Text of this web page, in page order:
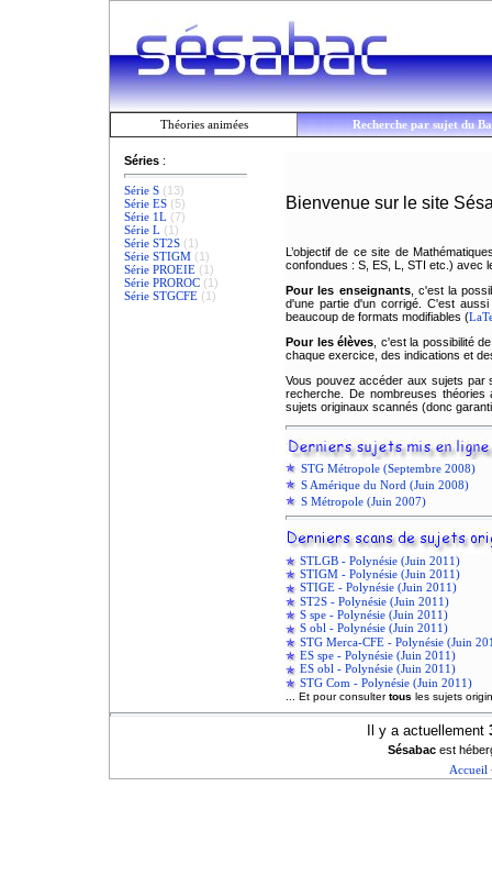
Théories animées Recherche par sujet du
Séries :
Série S (13)
Série ES (5)
Série 1L (7)
Série L (1)
Série ST2S (1)
Série STIGM (1)
Série PROEIE (1)
Série PROROC (1)
Série STGCFE (1)
Bienvenue sur le site
L’objectif de ce site de
confondues : S, ES, L, STI etc.) avec
Pour les enseignants, c'est la
d'une partie d'un corrigé. C'est
beaucoup de formats modifiables (
Pour les élèves , c'est la possibilité
chaque exercice, des indications et
Vous pouvez accéder aux sujets par
recherche. De nombreuses théories
sujets originaux scannés (donc
STG Métropole (Septembre 2008)
S Amérique du Nord (Juin 2008)
S Métropole (Juin 2007)
STLGB - Polynésie (Juin 2011)
STIGM - Polynésie (Juin 2011)
STIGE - Polynésie (Juin 2011)
ST2S - Polynésie (Juin 2011)
S spe - Polynésie (Juin 2011)
S obl - Polynésie (Juin 2011)
STG Merca-CFE - Polynésie (Juin
ES spe - Polynésie (Juin 2011)
ES obl - Polynésie (Juin 2011)
STG Com - Polynésie (Juin 2011)
... Et pour consultertous les sujets
Il y a actuellement
Sésabacest
Accueil